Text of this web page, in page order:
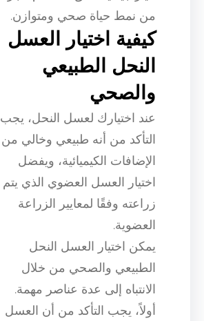
من نمط حياة صحي ومتوازن.
كيفية اختيار العسل
النحل الطبيعي
والصحي
عند اختيارك لعسل النحل، يجب
التأكد من أنه طبيعي وخالي من
الإضافات الكيميائية، ويفضل
اختيار العسل العضوي الذي يتم
زراعته وفقًا لمعايير الزراعة
العضوية.
يمكن اختيار العسل النحل
الطبيعي والصحي من خلال
الانتباه إلى عدة عناصر مهمة.
أولاً، يجب التأكد من أن العسل